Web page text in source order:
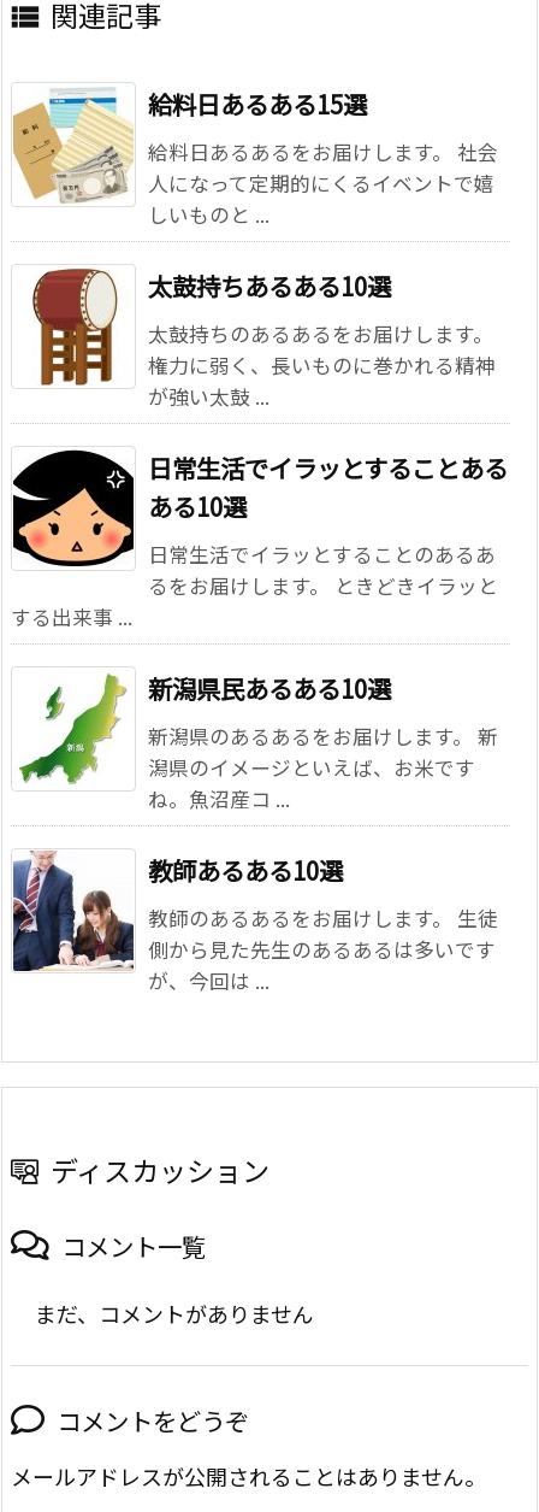
 関連記事
給料日あるある15選
給料日あるあるをお届けします。 社会
人になって定期的にくるイベントで嬉
しいものと ...
太鼓持ちあるある10選
太鼓持ちのあるあるをお届けします。
権力に弱く、長いものに巻かれる精神
が強い太鼓 ...
日常生活でイラッとすることある
ある10選
日常生活でイラッとすることのあるあ
るをお届けします。 ときどきイラッと
する出来事 ...
新潟県民あるある10選
新潟県のあるあるをお届けします。 新
潟県のイメージといえば、お米です
ね。魚沼産コ ...
教師あるある10選
教師のあるあるをお届けします。 生徒
側から見た先生のあるあるは多いです
が、今回は ...
ディスカッション
コメント一覧
まだ、コメントがありません
コメントをどうぞ
メールアドレスが公開されることはありません。